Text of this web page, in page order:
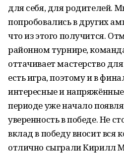
для себя, для родителей.
попробовались в других
что из этого получится.
районном турнире,
оттачивает мастерство
есть игра, поэтому и в
интересные и
периоде уже начало
уверенность в победе. Не
вклад в победу вносит вся
отлично сыграли Кирилл